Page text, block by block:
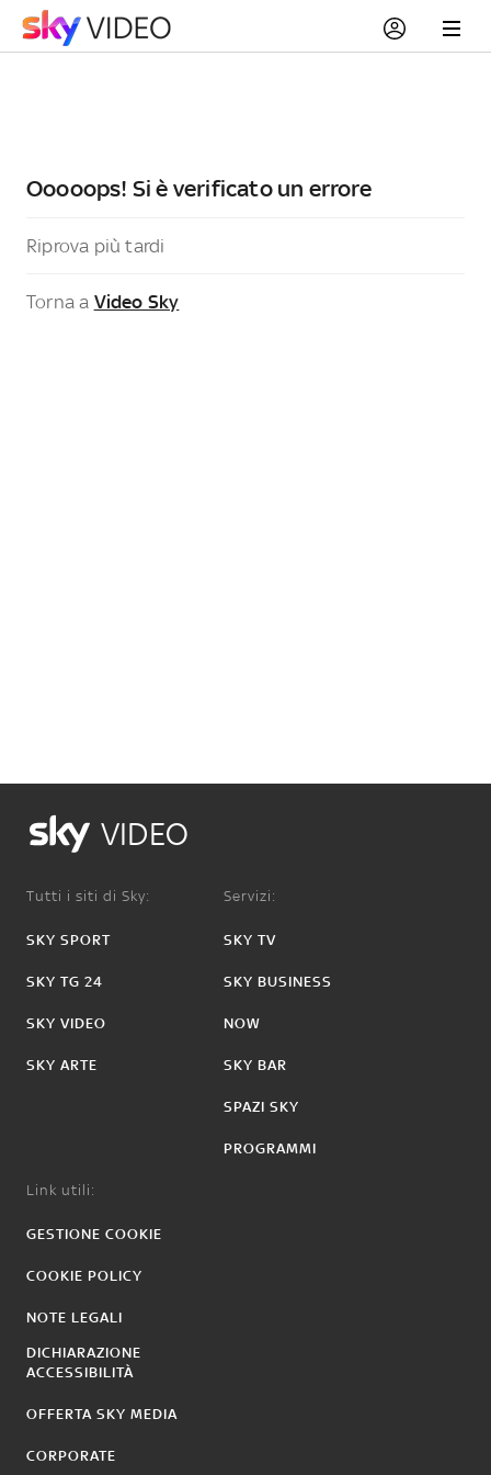
Ooooops! Si è verificato un errore
Riprova più tardi
Torna a Video Sky
VIDEO
Tutti i siti di Sky:
SKY SPORT
SKY TG 24
SKY VIDEO
SKY ARTE
Servizi:
SKY TV
SKY BUSINESS
NOW
SKY BAR
SPAZI SKY
PROGRAMMI
Link utili:
GESTIONE COOKIE
COOKIE POLICY
NOTE LEGALI
DICHIARAZIONE
ACCESSIBILITÀ
OFFERTA SKY MEDIA
CORPORATE